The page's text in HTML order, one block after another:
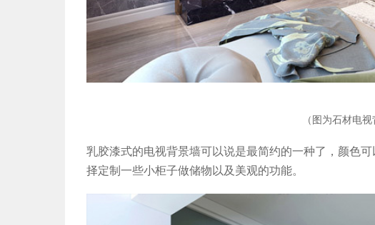
（图为石材电
乳胶漆式的电视背景墙可以说是最简约的一种了，颜色
择定制一些小柜子做储物以及美观的功能。